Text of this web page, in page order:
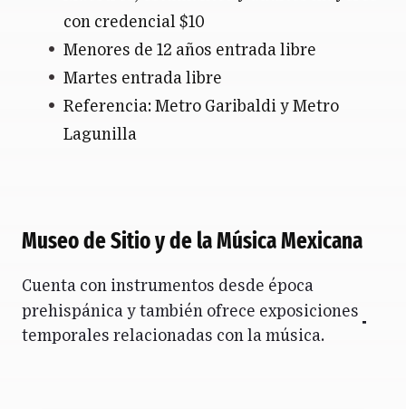
con credencial $10
Menores de 12 años entrada libre
Martes entrada libre
Referencia: Metro Garibaldi y Metro
Lagunilla
Museo de Sitio y de la Música Mexicana
Cuenta con instrumentos desde época
prehispánica y también ofrece exposiciones
temporales relacionadas con la música.